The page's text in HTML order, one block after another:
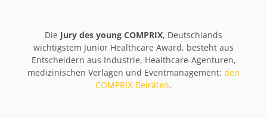
Die Jury des young COMPRIX, Deutschlands
wichtigstem Junior Healthcare Award, besteht aus
Entscheidern aus Industrie, Healthcare-Agenturen,
medizinischen Verlagen und Eventmanagement: den
COMPRIX-Beiräten.